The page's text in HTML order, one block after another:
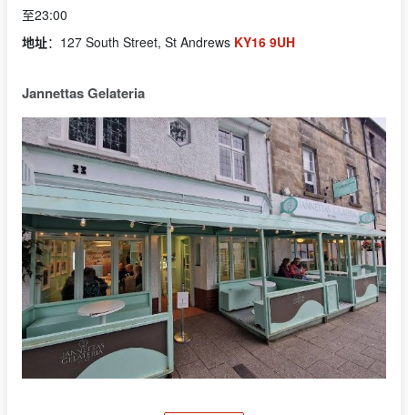
至23:00
地址：127 South Street, St Andrews KY16 9UH
Jannettas Gelateria